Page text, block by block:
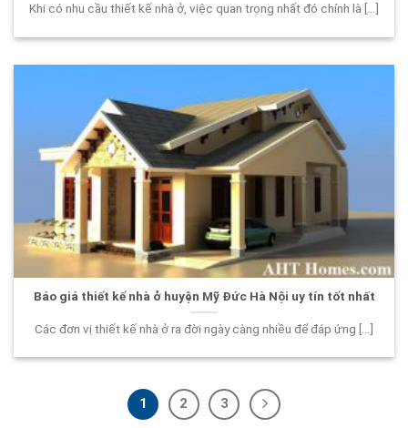
Khi có nhu cầu thiết kế nhà ở, việc quan trọng nhất đó chính là [...]
Báo giá thiết kế nhà ở huyện Mỹ Đức Hà Nội uy tín tốt nhất
Các đơn vị thiết kế nhà ở ra đời ngày càng nhiều để đáp ứng [...]
1 2 3